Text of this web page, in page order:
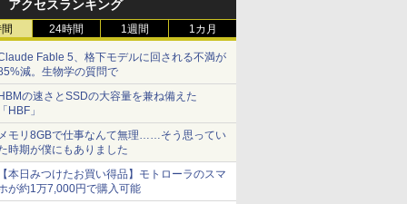
アクセスランキング
24時間 1週間 1カ月
Fable 5、格下モデルに回される不満が
減。生物学の質問で
の速さとSSDの大容量を兼ね備えた
HBF」
モリ8GBで仕事なんて無理……そう思ってい
時期が僕にもありました
本日みつけたお買い得品】モトローラのスマ
が約1万7,000円で購入可能